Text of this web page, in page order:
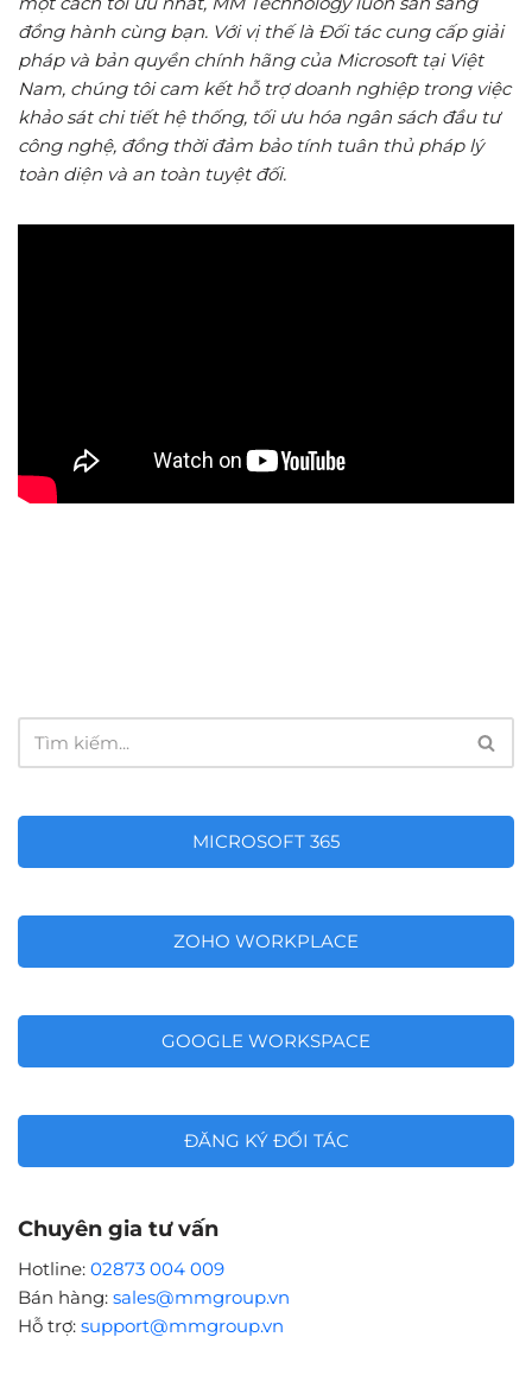
đồng hành cùng bạn. Với vị thế là Đối tác cung cấp giải
pháp và bản quyền chính hãng của Microsoft tại Việt
Nam, chúng tôi cam kết hỗ trợ doanh nghiệp trong việc
khảo sát chi tiết hệ thống, tối ưu hóa ngân sách đầu tư
công nghệ, đồng thời đảm bảo tính tuân thủ pháp lý
toàn diện và an toàn tuyệt đối.
MICROSOFT 365
ZOHO WORKPLACE
GOOGLE WORKSPACE
ĐĂNG KÝ ĐỐI TÁC
Chuyên gia tư vấn
Hotline: 02873 004 009
Bán hàng: sales@mmgroup.vn
Hỗ trợ: support@mmgroup.vn